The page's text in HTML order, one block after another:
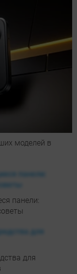
моделей в
панели:
для